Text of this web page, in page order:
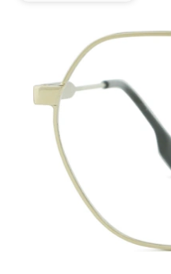
46 mm
Височина на стъклото